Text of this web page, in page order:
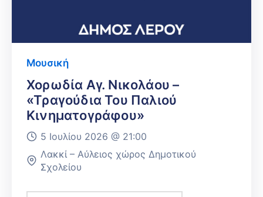
Μουσική
Χορωδία Αγ. Νικολάου –
«Τραγούδια Του Παλιού
Κινηματογράφου»
5 Ιουλίου 2026 @ 21:00
Λακκί – Αύλειος χώρος Δημοτικού
Σχολείου